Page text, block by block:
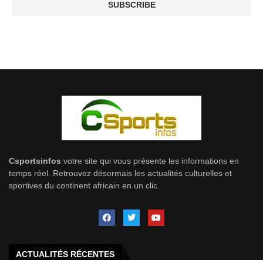
Csportsinfos votre site qui vous présente les informations en
temps réel. Retrouvez désormais les actualités culturelles et
sportives du continent africain en un clic.
ACTUALITÉS RÉCENTES